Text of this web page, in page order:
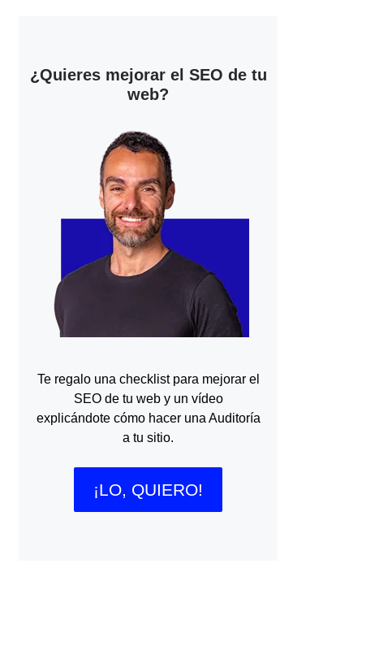
¿Quieres mejorar el SEO de tu
web?
Te regalo una checklist para mejorar el
SEO de tu web y un vídeo
explicándote cómo hacer una Auditoría
a tu sitio.
¡LO, QUIERO!